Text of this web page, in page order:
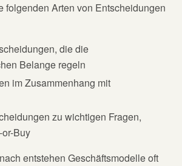
folgenden Arten von Entscheidungen
die die
Belange regeln
im Zusammenhang mit
zu wichtigen Fragen,
Buy
entstehen Geschäftsmodelle oft